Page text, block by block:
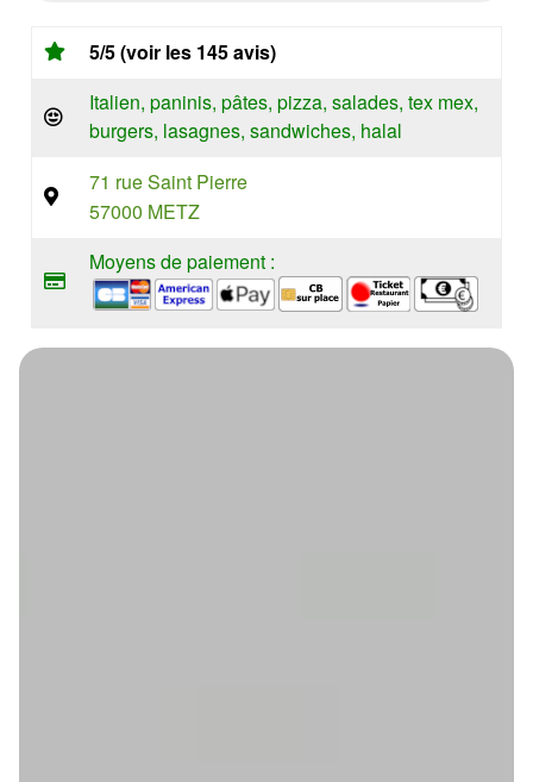
5/5 (voir les 145 avis)
Italien, paninis, pâtes, pizza, salades, tex mex,
burgers, lasagnes, sandwiches, halal
71 rue Saint Pierre
57000 METZ
Moyens de paiement :